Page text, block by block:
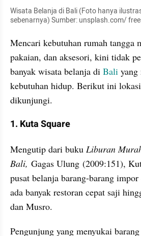
Wisata Belanja di Bali (Foto hanya
sebenarnya) Sumber: unsplash.com/
Mencari kebutuhan rumah tangga
pakaian, dan aksesori, kini tidak
banyak wisata belanja di Bali yang
kebutuhan hidup. Berikut ini
dikunjungi.
1. Kuta Square
Mengutip dari buku Liburan
Bali, Gagas Ulung (2009:151),
pusat belanja barang-barang
ada banyak restoran cepat saji
dan Musro.
Pengunjung yang menyukai